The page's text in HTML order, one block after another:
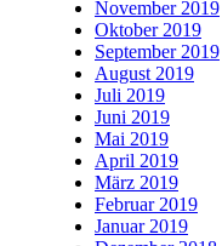
November 2019
Oktober 2019
September 2019
August 2019
Juli 2019
Juni 2019
Mai 2019
April 2019
März 2019
Februar 2019
Januar 2019